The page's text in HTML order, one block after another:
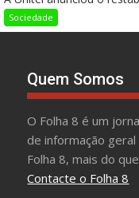
Sociedade
Quem Somos
O Folha 8 é um
de informação
Folha 8, mais do
Contacte o Folha 8